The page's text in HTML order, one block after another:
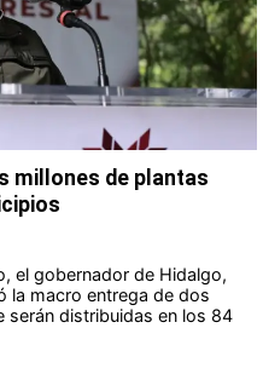
millones de plantas
el gobernador de Hidalgo,
la macro entrega de dos
serán distribuidas en los 84